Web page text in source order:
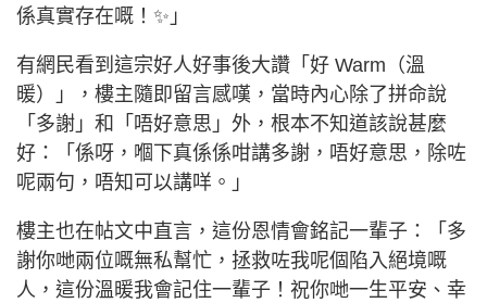
係真實存在嘅！✨」
有網民看到這宗好人好事後大讚「好 Warm（溫
暖）」，樓主隨即留言感嘆，當時內心除了拼命說
「多謝」和「唔好意思」外，根本不知道該說甚麼
好：「係呀，嗰下真係係咁講多謝，唔好意思，除咗
呢兩句，唔知可以講咩。」
樓主也在帖文中直言，這份恩情會銘記一輩子：「多
謝你哋兩位嘅無私幫忙，拯救咗我呢個陷入絕境嘅
人，這份溫暖我會記住一輩子！祝你哋一生平安、幸